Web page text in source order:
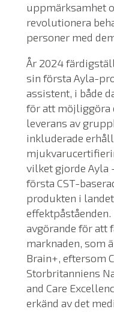
uppmärksamhet
revolutionera
personer med
År 2024
sin första Ayla-
assistent, i både
för att möjliggöra
leverans av
inkluderade
vilket gjorde Ayla
första CST-
produkten i
avgörande för att
marknaden, som
Brain+, eftersom
Storbritanniens
and Care
erkänd av det